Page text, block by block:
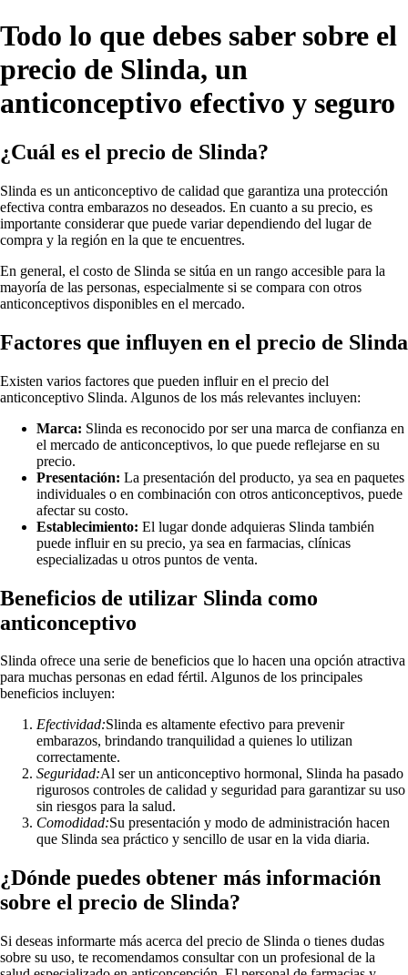
Todo lo que debes saber sobre el
precio de Slinda, un
anticonceptivo efectivo y seguro
¿Cuál es el precio de Slinda?
Slinda es un anticonceptivo de calidad que garantiza una protección
efectiva contra embarazos no deseados. En cuanto a su precio, es
importante considerar que puede variar dependiendo del lugar de
compra y la región en la que te encuentres.
En general, el costo de Slinda se sitúa en un rango accesible para la
mayoría de las personas, especialmente si se compara con otros
anticonceptivos disponibles en el mercado.
Factores que influyen en el precio de Slinda
Existen varios factores que pueden influir en el precio del
anticonceptivo Slinda. Algunos de los más relevantes incluyen:
Marca: Slinda es reconocido por ser una marca de confianza en
el mercado de anticonceptivos, lo que puede reflejarse en su
precio.
Presentación: La presentación del producto, ya sea en paquetes
individuales o en combinación con otros anticonceptivos, puede
afectar su costo.
Establecimiento: El lugar donde adquieras Slinda también
puede influir en su precio, ya sea en farmacias, clínicas
especializadas u otros puntos de venta.
Beneficios de utilizar Slinda como
anticonceptivo
Slinda ofrece una serie de beneficios que lo hacen una opción atractiva
para muchas personas en edad fértil. Algunos de los principales
beneficios incluyen:
Efectividad:Slinda es altamente efectivo para prevenir
embarazos, brindando tranquilidad a quienes lo utilizan
correctamente.
Seguridad:Al ser un anticonceptivo hormonal, Slinda ha pasado
rigurosos controles de calidad y seguridad para garantizar su uso
sin riesgos para la salud.
Comodidad:Su presentación y modo de administración hacen
que Slinda sea práctico y sencillo de usar en la vida diaria.
¿Dónde puedes obtener más información
sobre el precio de Slinda?
Si deseas informarte más acerca del precio de Slinda o tienes dudas
sobre su uso, te recomendamos consultar con un profesional de la